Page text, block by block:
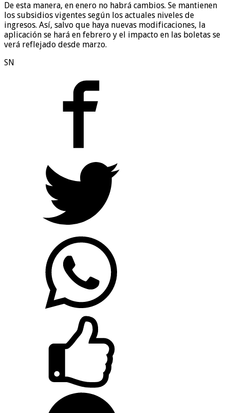
De esta manera, en enero no habrá cambios. Se mantienen
los subsidios vigentes según los actuales niveles de
ingresos. Así, salvo que haya nuevas modificaciones, la
aplicación se hará en febrero y el impacto en las boletas se
verá reflejado desde marzo.
SN